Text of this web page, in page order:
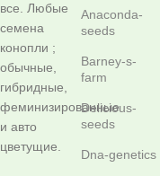
все. Любые
семена
конопли ;
обычные,
гибридные,
феминизированные
и авто
цветущие.
Anaconda-
seeds
Barney-s-
farm
Delicious-
seeds
Dna-genetics